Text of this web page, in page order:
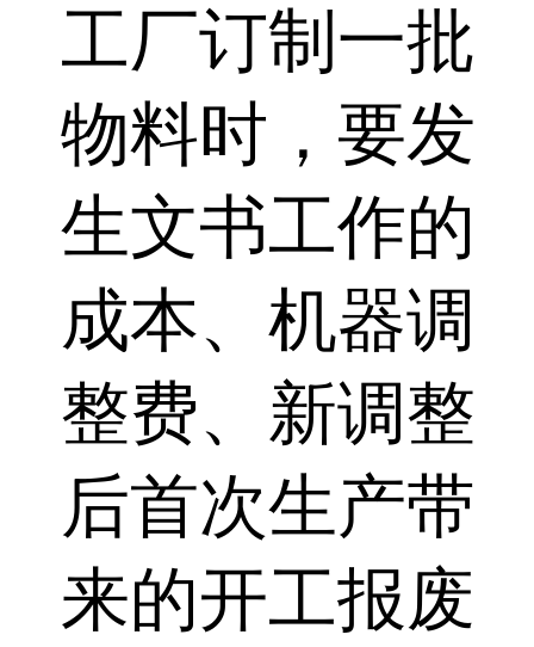
工厂订制一批
物料时，要发
生文书工作的
成本、机器调
整费、新调整
后首次生产带
来的开工报废